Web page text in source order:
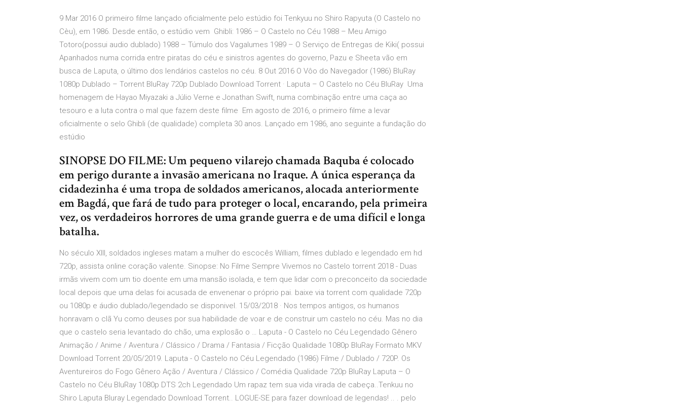
9 Mar 2016 O primeiro filme lançado oficialmente pelo estúdio foi Tenkyuu no Shiro Rapyuta (O Castelo no
Cèu), em 1986. Desde então, o estúdio vem Ghibli: 1986 – O Castelo no Céu 1988 – Meu Amigo
Totoro(possui audio dublado) 1988 – Túmulo dos Vagalumes 1989 – O Serviço de Entregas de Kiki( possui
Apanhados numa corrida entre piratas do céu e sinistros agentes do governo, Pazu e Sheeta vão em
busca de Laputa, o último dos lendários castelos no céu. 8 Out 2016 O Vôo do Navegador (1986) BluRay
1080p Dublado – Torrent BluRay 720p Dublado Download Torrent · Laputa – O Castelo no Céu BluRay Uma
homenagem de Hayao Miyazaki a Júlio Verne e Jonathan Swift, numa combinação entre uma caça ao
tesouro e a luta contra o mal que fazem deste filme Em agosto de 2016, o primeiro filme a levar
oficialmente o selo Ghibli (de qualidade) completa 30 anos. Lançado em 1986, ano seguinte a fundação do
estúdio
SINOPSE DO FILME: Um pequeno vilarejo chamada Baquba é colocado
em perigo durante a invasão americana no Iraque. A única esperança da
cidadezinha é uma tropa de soldados americanos, alocada anteriormente
em Bagdá, que fará de tudo para proteger o local, encarando, pela primeira
vez, os verdadeiros horrores de uma grande guerra e de uma difícil e longa
batalha.
No século XIII, soldados ingleses matam a mulher do escocês William, filmes dublado e legendado em hd
720p, assista online coração valente. Sinopse: No Filme Sempre Vivemos no Castelo torrent 2018 - Duas
irmãs vivem com um tio doente em uma mansão isolada, e tem que lidar com o preconceito da sociedade
local depois que uma delas foi acusada de envenenar o próprio pai. baixe via torrent com qualidade 720p
ou 1080p e áudio dublado/legendado se disponivel. 15/03/2018 · Nos tempos antigos, os humanos
honravam o clã Yu como deuses por sua habilidade de voar e de construir um castelo no céu. Mas no dia
que o castelo seria levantado do chão, uma explosão o … Laputa - O Castelo no Céu Legendado Gênero
Animação / Anime / Aventura / Clássico / Drama / Fantasia / Ficção Qualidade 1080p BluRay Formato MKV
Download Torrent 20/05/2019. Laputa - O Castelo no Céu Legendado (1986) Filme / Dublado / 720P. Os
Aventureiros do Fogo Gênero Ação / Aventura / Clássico / Comédia Qualidade 720p BluRay Laputa – O
Castelo no Céu BluRay 1080p DTS 2ch Legendado Um rapaz tem sua vida virada de cabeça..Tenkuu no
Shiro Laputa Bluray Legendado Download Torrent.. LOGUE-SE para fazer download de legendas! .. . pelo